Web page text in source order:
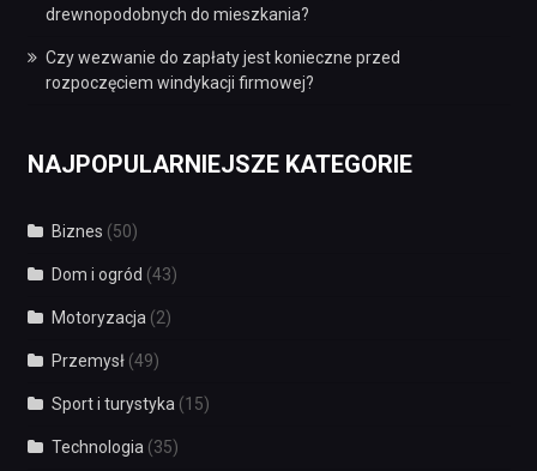
drewnopodobnych do mieszkania?
Czy wezwanie do zapłaty jest konieczne przed
rozpoczęciem windykacji firmowej?
NAJPOPULARNIEJSZE KATEGORIE
Biznes (50)
Dom i ogród (43)
Motoryzacja (2)
Przemysł(49)
Sport i turystyka (15)
Technologia (35)